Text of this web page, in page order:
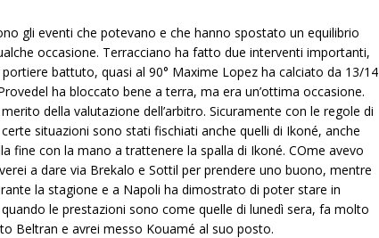
gli eventi che potevano e che hanno spostato un equilibrio
occasione. Terracciano ha fatto due interventi importanti,
battuto, quasi al 90° Maxime Lopez ha calciato da 13/14
ha bloccato bene a terra, ma era un’ottima occasione.
della valutazione dell’arbitro. Sicuramente con le regole di
certe situazioni sono stati fischiati anche quelli di Ikoné, anche
fine con la mano a trattenere la spalla di Ikoné. COme avevo
a dare via Brekalo e Sottil per prendere uno buono, mentre
la stagione e a Napoli ha dimostrato di poter stare in
le prestazioni sono come quelle di lunedì sera, fa molto
Beltran e avrei messo Kouamé al suo posto.